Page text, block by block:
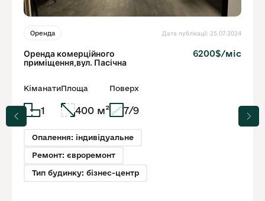
Оренда Дата публікації: 25.07.2024
Оренда комерційного
приміщення,вул. Пасічна
6200$/міс
Кіманати
1
Площа
400 м²
Поверх
7/9
Опалення: індивідуальне
Ремонт: євроремонт
Тип будинку: бізнес-центр